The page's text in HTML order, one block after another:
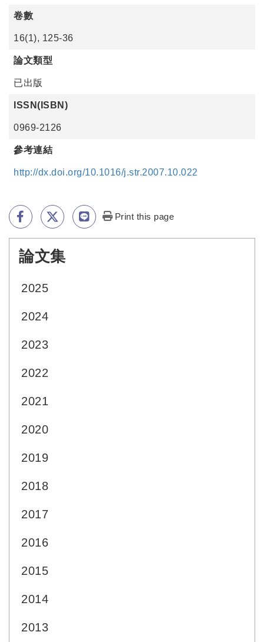
卷數
16(1), 125-36
論文類型
已出版
ISSN(ISBN)
0969-2126
參考連結
http://dx.doi.org/10.1016/j.str.2007.10.022
Print this page
論文集
2025
2024
2023
2022
2021
2020
2019
2018
2017
2016
2015
2014
2013